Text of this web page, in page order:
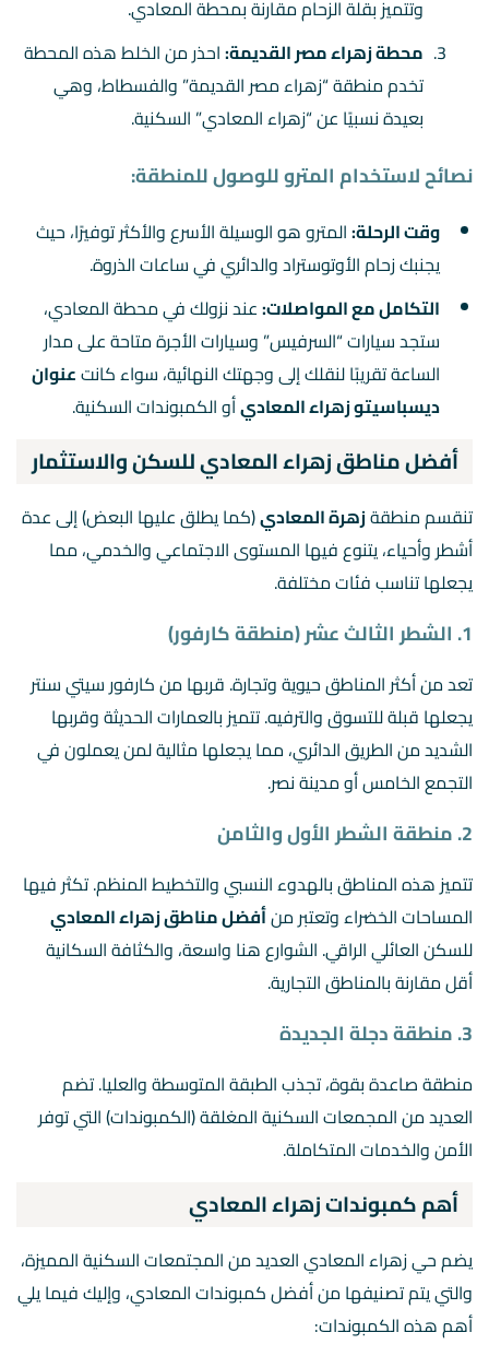
وتتميز بقلة الزحام مقارنة بمحطة المعادي.
محطة زهراء مصر القديمة:احذر من الخلط هذه المحطة
تخدم منطقة “زهراء مصر القديمة” والفسطاط، وهي
بعيدة نسبيًا عن “زهراء المعادي” السكنية.
نصائح لاستخدام المترو للوصول للمنطقة:
وقت الرحلة:المترو هو الوسيلة الأسرع والأكثر توفيرًا، حيث
يجنبك زحام الأوتوستراد والدائري في ساعات الذروة.
التكامل مع المواصلات:عند نزولك في محطة المعادي،
ستجد سيارات “السرفيس” وسيارات الأجرة متاحة على مدار
الساعة تقريبًا لنقلك إلى وجهتك النهائية، سواء كانتعنوان
ديسباسيتو زهراء المعاديأو الكمبوندات السكنية.
أفضل مناطق زهراء المعادي للسكن والاستثمار
تنقسم منطقةزهرة المعادي(كما يطلق عليها البعض) إلى عدة
أشطر وأحياء، يتنوع فيها المستوى الاجتماعي والخدمي، مما
يجعلها تناسب فئات مختلفة.
1. الشطر الثالث عشر (منطقة كارفور)
تعد من أكثر المناطق حيوية وتجارة. قربها من كارفور سيتي سنتر
يجعلها قبلة للتسوق والترفيه. تتميز بالعمارات الحديثة وقربها
الشديد من الطريق الدائري، مما يجعلها مثالية لمن يعملون في
التجمع الخامس أو مدينة نصر.
2. منطقة الشطر الأول والثامن
تتميز هذه المناطق بالهدوء النسبي والتخطيط المنظم. تكثر فيها
المساحات الخضراء وتعتبر منأفضل مناطق زهراء المعادي
للسكن العائلي الراقي. الشوارع هنا واسعة، والكثافة السكانية
أقل مقارنة بالمناطق التجارية.
3. منطقة دجلة الجديدة
منطقة صاعدة بقوة، تجذب الطبقة المتوسطة والعليا. تضم
العديد من المجمعات السكنية المغلقة (الكمبوندات) التي توفر
الأمن والخدمات المتكاملة.
أهم كمبوندات زهراء المعادي
يضم حي زهراء المعادي العديد من المجتمعات السكنية المميزة،
والتي يتم تصنيفها من أفضل كمبوندات المعادي، وإليك فيما يلي
أهم هذه الكمبوندات: